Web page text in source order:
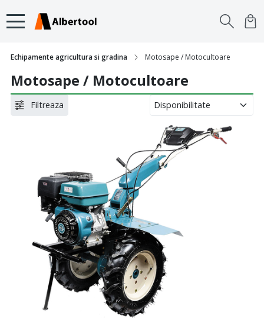
Echipamente agricultura si gradina Motosape / Motocultoare
Motosape / Motocultoare
Filtreaza